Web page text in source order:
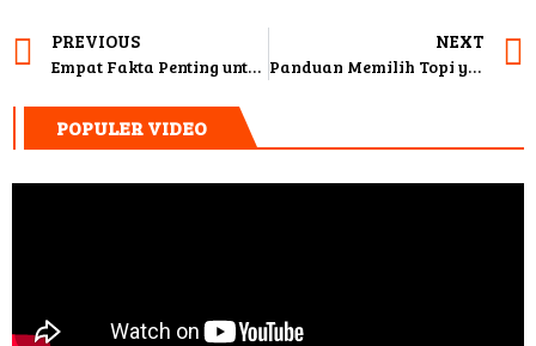
PREVIOUS
Empat Fakta Penting untuk Mengatasi Kecemasan Sekunder
NEXT
Panduan Memilih Topi yang Sesuai dengan Bentuk Wajahmu
POPULER VIDEO